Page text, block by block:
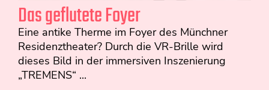
Das geflutete Foyer
Eine antike Therme im Foyer des Münchner
Residenztheater? Durch die VR-Brille wird
dieses Bild in der immersiven Inszenierung
„TREMENS“ ...